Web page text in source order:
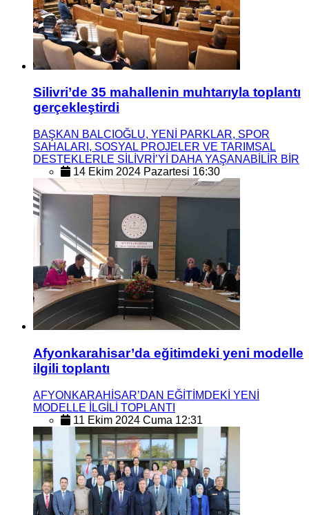
Silivri’de 35 mahallenin muhtarıyla toplantı
gerçekleştirdi
BAŞKAN BALCIOĞLU, YENİ PARKLAR, SPOR
SAHALARI, SOSYAL PROJELER VE TARIMSAL
DESTEKLERLE SİLİVRİ’Yİ DAHA YAŞANABİLİR BİR
14 Ekim 2024 Pazartesi 16:30
Afyonkarahisar’da eğitimdeki yeni modelle
ilgili toplantı
AFYONKARAHİSAR’DAN EĞİTİMDEKİ YENİ
MODELLE İLGİLİ TOPLANTI
11 Ekim 2024 Cuma 12:31